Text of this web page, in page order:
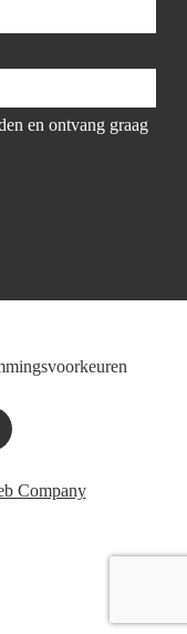
en ontvang graag
Company